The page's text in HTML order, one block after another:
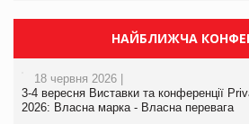
НАЙБЛИЖЧА
18 червня 2026 |
3-4 вересня Виставки та конференції
2026: Власна марка - Власна перевага